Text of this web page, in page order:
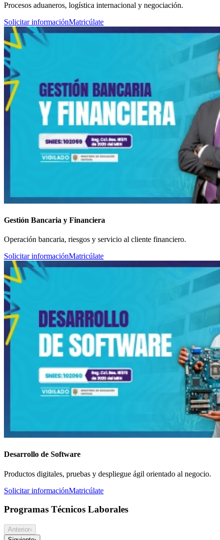
Procesos aduaneros, logística internacional y negociación.
Solicitar informaciónMatricúlate
Gestión Bancaria y Financiera
Operación bancaria, riesgos y servicio al cliente financiero.
Solicitar informaciónMatricúlate
Desarrollo de Software
Productos digitales, pruebas y despliegue ágil orientado al negocio.
Solicitar informaciónMatricúlate
Programas Técnicos Laborales
Anterior‹